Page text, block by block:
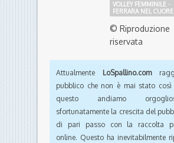
VOLLEY FEMMINILE -
FERRARA NEL CUORE
© Riproduzione
riservata
Attualmente LoSpallino.com
pubblico che non è mai stato
questo andiamo
sfortunatamente la crescita del
di pari passo con la raccolta
online. Questo ha inevitabilmente